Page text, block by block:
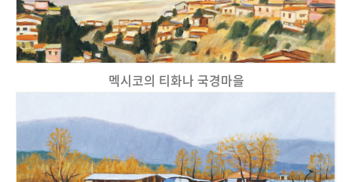
멕시코의 티화나 국경마을